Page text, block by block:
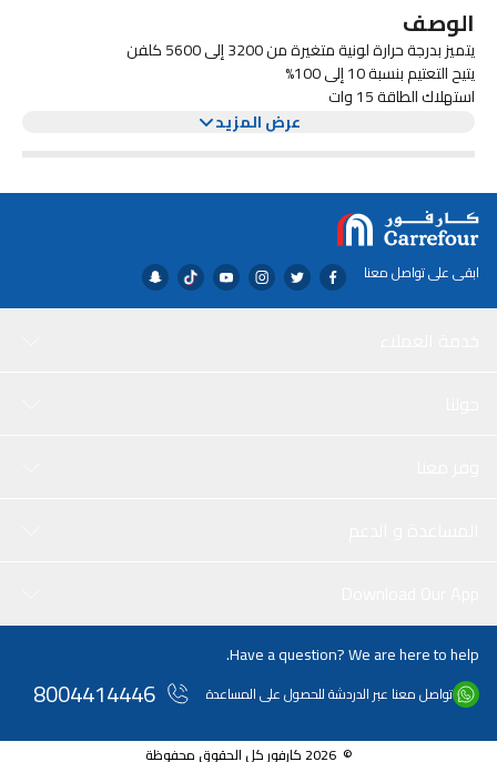
الوصف
يتميز بدرجة حرارة لونية متغيرة من 3200 إلى 5600 كلفن
يتيح التعتيم بنسبة 10 إلى 100%
استهلاك الطاقة 15 وات
يتميز بتصميم صغير الحجم لسهولة الحمل
عرض المزيد
ابقى على تواصل معنا
Have a question? We are here to help.
تواصل معنا عبر الدردشة للحصول على المساعدة 8004414446
© 2026 كارفور كل الحقوق محفوظة